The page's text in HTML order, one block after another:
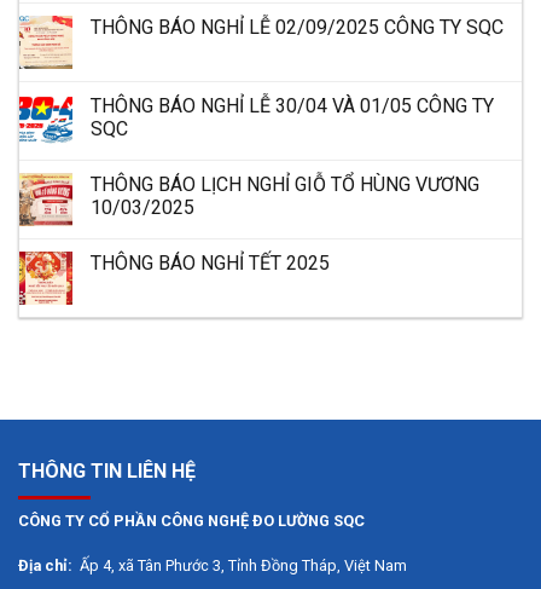
THÔNG BÁO NGHỈ LỄ 02/09/2025 CÔNG TY SQC
THÔNG BÁO NGHỈ LỄ 30/04 VÀ 01/05 CÔNG TY
SQC
THÔNG BÁO LỊCH NGHỈ GIỖ TỔ HÙNG VƯƠNG
10/03/2025
THÔNG BÁO NGHỈ TẾT 2025
THÔNG TIN LIÊN HỆ
CÔNG TY CỔ PHẦN CÔNG NGHỆ ĐO LƯỜNG SQC
Địa chỉ: Ấp 4, xã Tân Phước 3, Tỉnh Đồng Tháp, Việt Nam